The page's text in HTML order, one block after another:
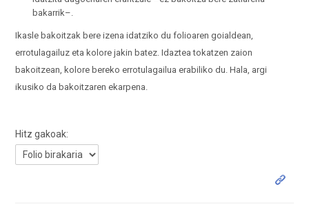
bakarrik–.
Ikasle bakoitzak bere izena idatziko du folioaren goialdean,
errotulagailuz eta kolore jakin batez. Idaztea tokatzen zaion
bakoitzean, kolore bereko errotulagailua erabiliko du. Hala, argi
ikusiko da bakoitzaren ekarpena.
Hitz gakoak: